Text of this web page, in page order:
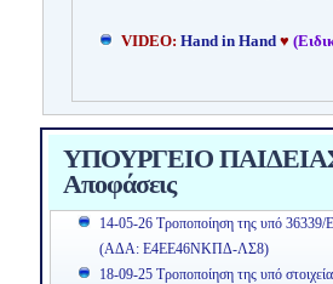
VIDEO: Hand in Hand♥
ΥΠΟΥΡΓΕΙΟ ΠΑΙΔΕΙΑΣ
Αποφάσεις
14-05-26 Τροποποίηση της υπό 36339/
(ΑΔΑ: Ε4ΕΕ46ΝΚΠΔ-ΛΣ8)
18-09-25 Τροποποίηση της υπό